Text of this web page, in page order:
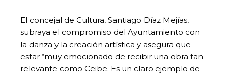
El concejal de Cultura, Santiago Díaz Mejías,
subraya el compromiso del Ayuntamiento con
la danza y la creación artística y asegura que
estar “muy emocionado de recibir una obra tan
relevante como Ceibe. Es un claro ejemplo de